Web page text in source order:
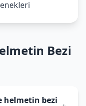
Bezi
helmetin bezi